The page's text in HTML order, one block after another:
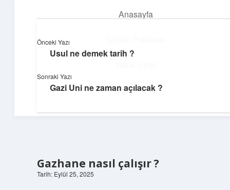
Anasayfa
Hakkımızda
Güncel paylaşımlar ve ilginç keşiflerle dolu içerikler.
Gazhane nasıl çalışır ?
Tarih: Eylül 25, 2025
Önceki Yazı
Usul ne demek tarih ?
Sonraki Yazı
Gazi Uni ne zaman açılacak ?